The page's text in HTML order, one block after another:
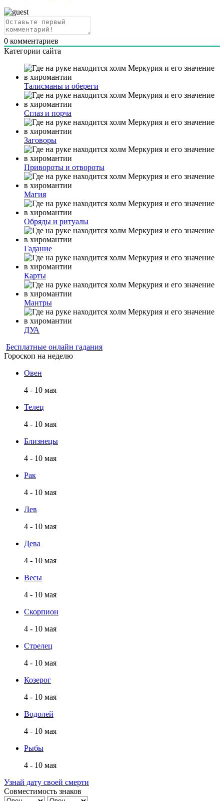
0 комментариев
Категории сайта
Талисманы и обереги
Сглаз и порча
Заговоры
Привороты и отвороты
Магия
Обряды и ритуалы
Гадание
Карты
Мантры
ДУА
Бесплатные онлайн гадания
Гороскоп на неделю
Овен
4 - 10 мая
Телец
4 - 10 мая
Близнецы
4 - 10 мая
Рак
4 - 10 мая
Лев
4 - 10 мая
Дева
4 - 10 мая
Весы
4 - 10 мая
Скорпион
4 - 10 мая
Стрелец
4 - 10 мая
Козерог
4 - 10 мая
Водолей
4 - 10 мая
Рыбы
4 - 10 мая
Узнай дату своей смерти
Совместимость знаков